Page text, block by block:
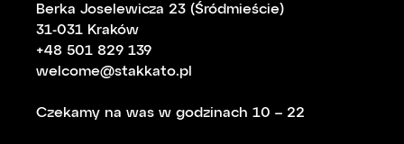
Berka Joselewicza 23 (Śródmieście)
31-031 Kraków
+48 501 829 139
welcome@stakkato.pl
Czekamy na was w godzinach 10 – 22